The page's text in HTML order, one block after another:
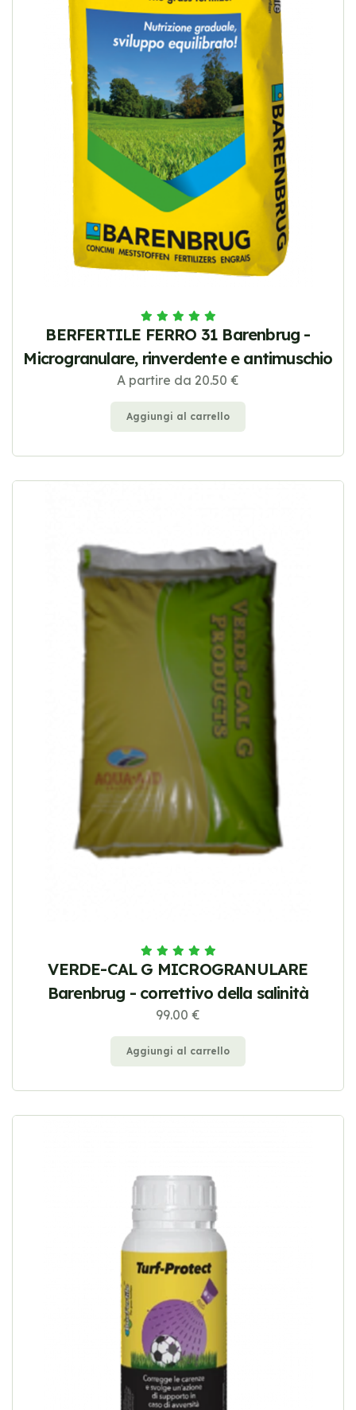
BERFERTILE FERRO 31 Barenbrug -
Microgranulare, rinverdente e antimuschio
A partire da 20.50 €
Aggiungi al carrello
VERDE-CAL G MICROGRANULARE
Barenbrug - correttivo della salinità
99.00 €
Aggiungi al carrello